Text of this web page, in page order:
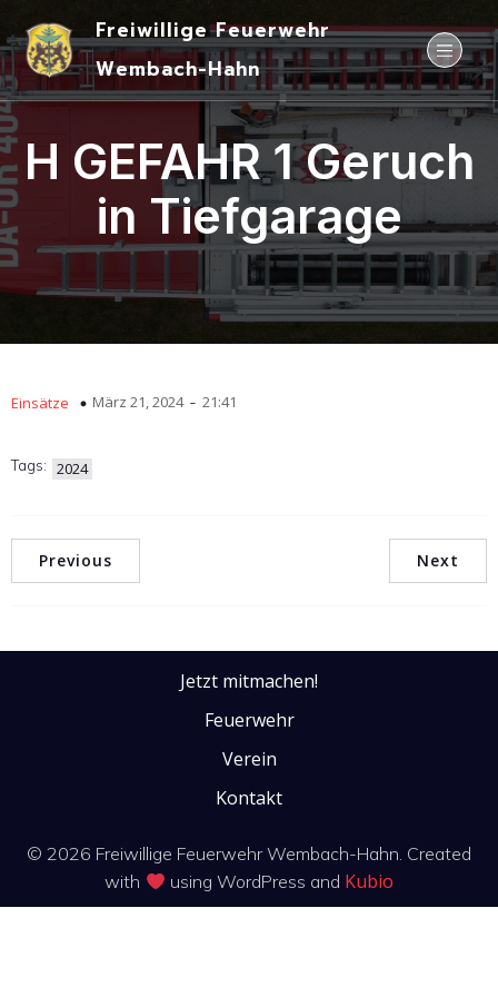
Freiwillige Feuerwehr
Wembach-Hahn
H GEFAHR 1 Geruch
in Tiefgarage
Einsätze März 21, 2024 - 21:41
Tags: 2024
Previous Next
Jetzt mitmachen!
Feuerwehr
Verein
Kontakt
© 2026 Freiwillige Feuerwehr Wembach-Hahn. Created
with
using WordPress and Kubio